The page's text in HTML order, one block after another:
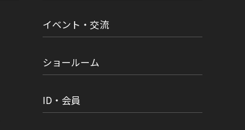
イベント・交流
ショールーム
ID・会員